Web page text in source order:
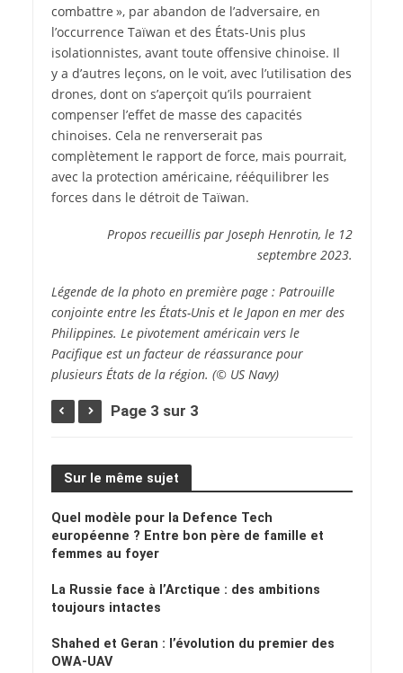
combattre », par abandon de l’adversaire, en
l’occurrence Taïwan et des États-Unis plus
isolationnistes, avant toute offensive chinoise. Il
y a d’autres leçons, on le voit, avec l’utilisation des
drones, dont on s’aperçoit qu’ils pourraient
compenser l’effet de masse des capacités
chinoises. Cela ne renverserait pas
complètement le rapport de force, mais pourrait,
avec la protection américaine, rééquilibrer les
forces dans le détroit de Taïwan.
Propos recueillis par Joseph Henrotin, le 12
septembre 2023.
Légende de la photo en première page : Patrouille
conjointe entre les États-Unis et le Japon en mer des
Philippines. Le pivotement américain vers le
Pacifique est un facteur de réassurance pour
plusieurs États de la région. (© US Navy)
Page 3 sur 3
Sur le même sujet
Quel modèle pour la Defence Tech
européenne ? Entre bon père de famille et
femmes au foyer
La Russie face à l’Arctique : des ambitions
toujours intactes
Shahed et Geran : l’évolution du premier des
OWA-UAV